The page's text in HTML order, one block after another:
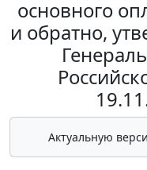
основного
и обратно,
Актуальную